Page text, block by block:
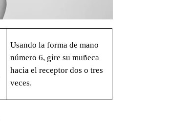
Usando la forma de mano
número 6, gire su muñeca
hacia el receptor dos o tres
veces.